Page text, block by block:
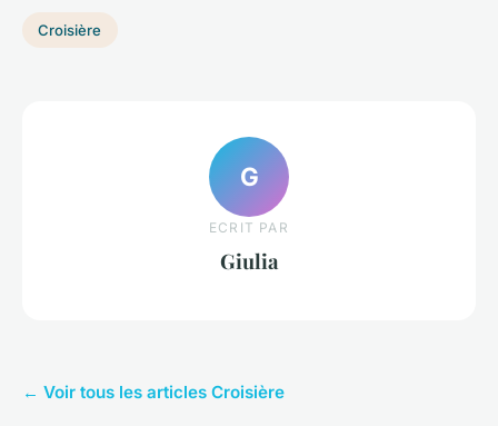
Croisière
G
ECRIT PAR
Giulia
← Voir tous les articles Croisière